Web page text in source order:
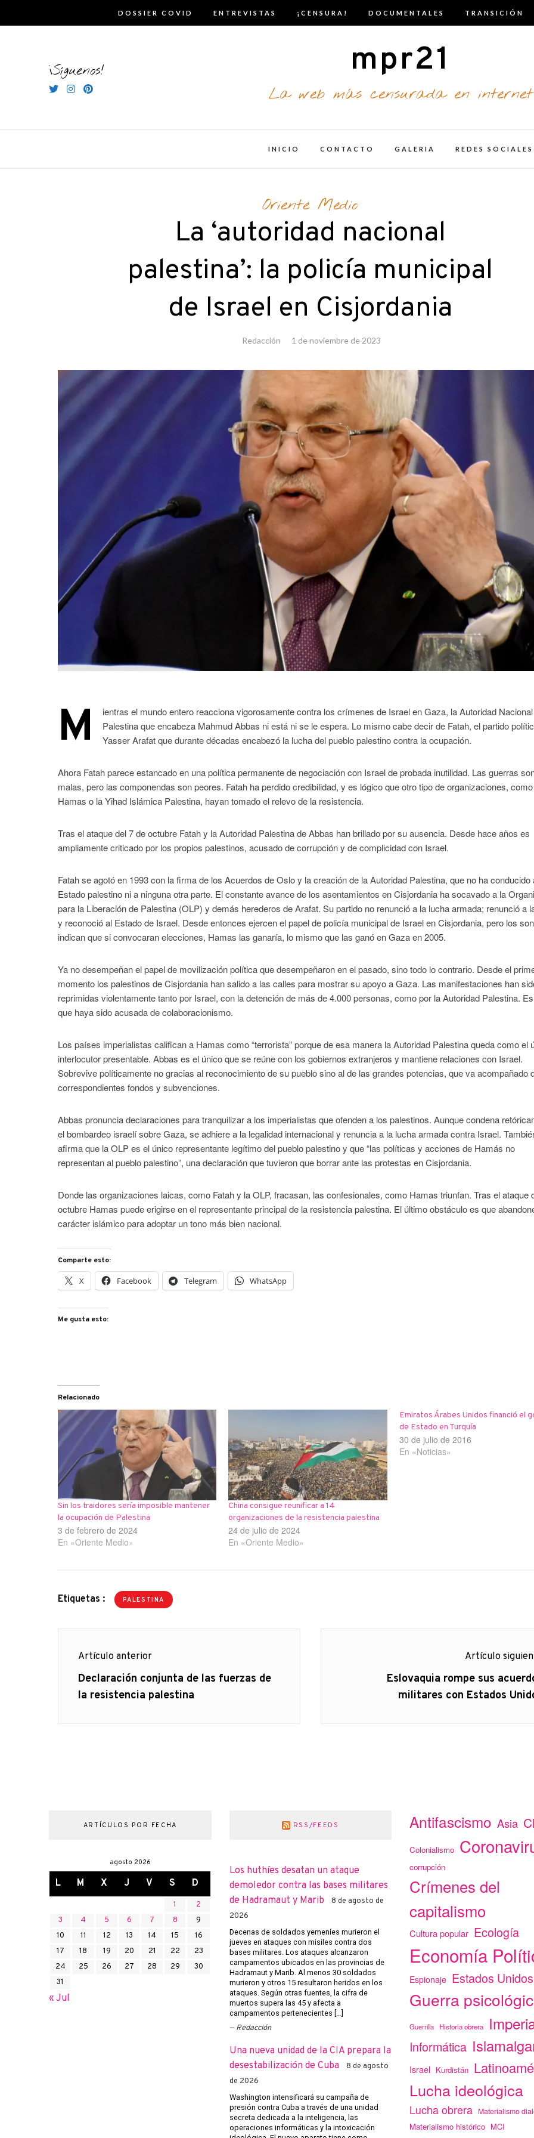
DOSSIER COVID ENTREVISTAS ¡CENSURA! DOCUMENTALES TRANSICIÓN
¡Síguenos! mpr21
La web más censurada en internet
INICIO CONTACTO GALERIA REDES SOCIALES
Oriente Medio
La ‘autoridad nacional
palestina’: la policía municipal
de Israel en Cisjordania
Redacción 1 de noviembre de 2023
M
ientras el mundo entero reacciona vigorosamente contra los crímenes de Israel en Gaza, la Autoridad Nacional
Palestina que encabeza Mahmud Abbas ni está ni se le espera. Lo mismo cabe decir de Fatah, el partido
Yasser Arafat que durante décadas encabezó la lucha del pueblo palestino contra la ocupación.
Ahora Fatah parece estancado en una política permanente de negociación con Israel de probada inutilidad. Las guerras
malas, pero las componendas son peores. Fatah ha perdido credibilidad, y es lógico que otro tipo de organizaciones, como
Hamas o la Yihad Islámica Palestina, hayan tomado el relevo de la resistencia.
Tras el ataque del 7 de octubre Fatah y la Autoridad Palestina de Abbas han brillado por su ausencia. Desde hace años es
ampliamente criticado por los propios palestinos, acusado de corrupción y de complicidad con Israel.
Fatah se agotó en 1993 con la firma de los Acuerdos de Oslo y la creación de la Autoridad Palestina, que no ha conducido
Estado palestino ni a ninguna otra parte. El constante avance de los asentamientos en Cisjordania ha socavado a la
para la Liberación de Palestina (OLP) y demás herederos de Arafat. Su partido no renunció a la lucha armada; renunció a
y reconoció al Estado de Israel. Desde entonces ejercen el papel de policía municipal de Israel en Cisjordania, pero los
indican que si convocaran elecciones, Hamas las ganaría, lo mismo que las ganó en Gaza en 2005.
Ya no desempeñan el papel de movilización política que desempeñaron en el pasado, sino todo lo contrario. Desde el
momento los palestinos de Cisjordania han salido a las calles para mostrar su apoyo a Gaza. Las manifestaciones han
reprimidas violentamente tanto por Israel, con la detención de más de 4.000 personas, como por la Autoridad Palestina.
que haya sido acusada de colaboracionismo.
Los países imperialistas califican a Hamas como “terrorista” porque de esa manera la Autoridad Palestina queda como el
interlocutor presentable. Abbas es el único que se reúne con los gobiernos extranjeros y mantiene relaciones con Israel.
Sobrevive políticamente no gracias al reconocimiento de su pueblo sino al de las grandes potencias, que va acompañado
correspondientes fondos y subvenciones.
Abbas pronuncia declaraciones para tranquilizar a los imperialistas que ofenden a los palestinos. Aunque condena
el bombardeo israelí sobre Gaza, se adhiere a la legalidad internacional y renuncia a la lucha armada contra Israel.
afirma que la OLP es el único representante legítimo del pueblo palestino y que “las políticas y acciones de Hamás no
representan al pueblo palestino”, una declaración que tuvieron que borrar ante las protestas en Cisjordania.
Donde las organizaciones laicas, como Fatah y la OLP, fracasan, las confesionales, como Hamas triunfan. Tras el ataque
octubre Hamas puede erigirse en el representante principal de la resistencia palestina. El último obstáculo es que
carácter islámico para adoptar un tono más bien nacional.
Comparte esto:
X Facebook Telegram WhatsApp
Me gusta esto:
Relacionado
Sin los traidores sería imposible mantener
la ocupación de Palestina
3 de febrero de 2024
En «Oriente Medio»
China consigue reunificar a 14
organizaciones de la resistencia palestina
24 de julio de 2024
En «Oriente Medio»
Emiratos Árabes Unidos financió el
de Estado en Turquía
30 de julio de 2016
En «Noticias»
Etiquetas : PALESTINA
Navegación
de
Artículo anterior
Artículo
anterior
Declaración conjunta de las fuerzas de
la resistencia palestina
Artículo
Artículo
siguiente:
Eslovaquia rompe sus
militares con Estados
ARTÍCULOS POR FECHA
agosto 2026
L M X J V S D
1
2
3
4 5 6 7 8
9
10
11 12 13 14 15
16
17
18 19 20 21 22
23
24
25 26 27 28 29
30
31
« Jul
RSS/FEEDS
Los huthíes desatan un ataque
demoledor contra las bases militares
de Hadramaut y Marib
8 de agosto de
2026
Decenas de soldados yemeníes murieron el
jueves en ataques con misiles contra dos
bases militares. Los ataques alcanzaron
campamentos ubicados en las provincias de
Hadramaut y Marib. Al menos 30 soldados
murieron y otros 15 resultaron heridos en los
ataques. Según otras fuentes, la cifra de
muertos supera las 45 y afecta a
campamentos pertenecientes […]
Redacción
Una nueva unidad de la CIA prepara la
desestabilización de Cuba
8 de agosto
de 2026
Washington intensificará su campaña de
presión contra Cuba a través de una unidad
secreta dedicada a la inteligencia, las
operaciones informáticas y la intoxicación
Antifascismo Asia
Colonialismo
corrupción
Crímenes del
capitalismo
Cultura popular Ecología
Economía
Espionaje Estados Unidos
Guerra
Guerrilla Historia obrera
Informática
Israel Kurdistán
Lucha ideológica
Lucha obrera Materialismo
Materialismo histórico MCI